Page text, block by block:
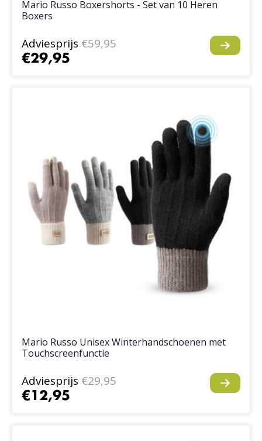
Mario Russo Boxershorts - Set van 10 Heren
Boxers
Adviesprijs €59,95
€29,95
Mario Russo Unisex Winterhandschoenen met
Touchscreenfunctie
Adviesprijs €29,95
€12,95